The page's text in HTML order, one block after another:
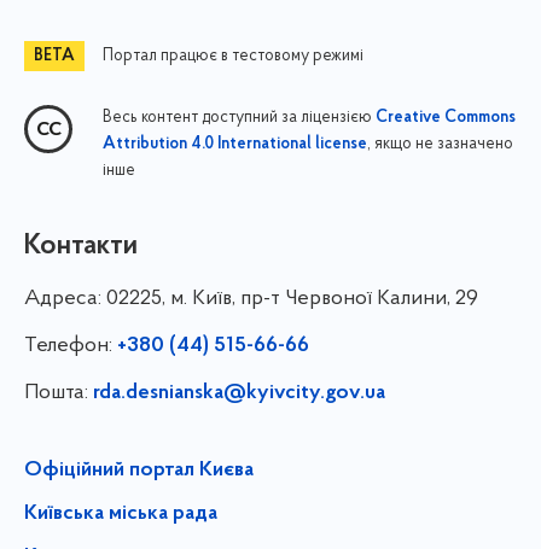
Портал працює в тестовому режимі
Весь контент доступний за ліцензією Creative Commons
Attribution 4.0 International license, якщо не зазначено
інше
Контакти
Адреса: 02225, м. Київ, пр-т Червоної Калини, 29
Телефон: +380 (44) 515-66-66
Пошта: rda.desnianska@kyivcity.gov.ua
Офіційний портал Києва
Київська міська рада